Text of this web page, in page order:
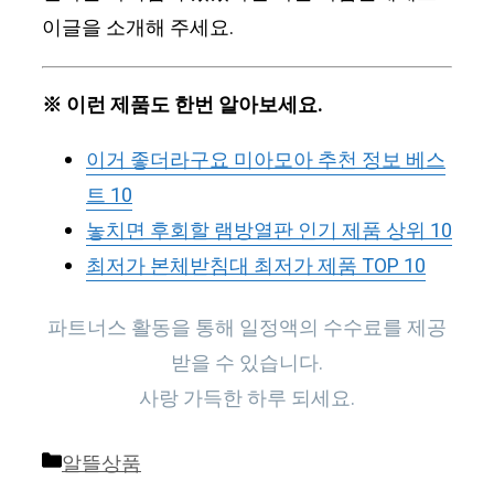
이글을 소개해 주세요.
※ 이런 제품도 한번 알아보세요.
이거 좋더라구요 미아모아 추천 정보 베스
트 10
놓치면 후회할 램방열판 인기 제품 상위 10
최저가 본체받침대 최저가 제품 TOP 10
파트너스 활동을 통해 일정액의 수수료를 제공
받을 수 있습니다.
사랑 가득한 하루 되세요.
Categories
알뜰상품